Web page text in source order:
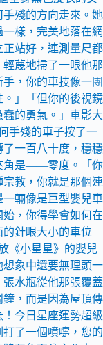
殘的方向走來。她
樣，完美地落在網
站好，連測量尺都
蔑地掃了一眼他那
，你的車技像一團
」「但你的後視鏡
的勇氣。」車影大
手殘的車子按了一
一百八十度，穩穩
角是——零度。「你
教，你就是那個連
輛像是巨型嬰兒車
，你得學會如何在
針眼大小的車位
《小星星》的嬰兒
象中還要無理頭一
水瓶從他那張覆蓋
，而是因為屋頂傳
今日星座運勢超級
了一個噴嚏，您的